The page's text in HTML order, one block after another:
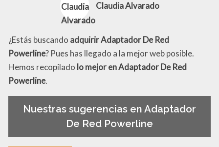
Claudia Alvarado
¿Estás buscando adquirir Adaptador De Red
Powerline? Pues has llegado a la mejor web posible.
Hemos recopilado lo mejor en Adaptador De Red
Powerline.
Nuestras sugerencias en Adaptador
De Red Powerline